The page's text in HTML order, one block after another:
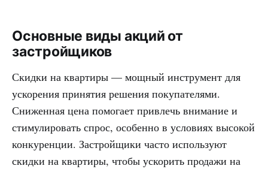
Основные виды акций от
застройщиков
Скидки на квартиры — мощный инструмент для
ускорения принятия решения покупателями.
Сниженная цена помогает привлечь внимание и
стимулировать спрос, особенно в условиях высокой
конкуренции. Застройщики часто используют
скидки на квартиры, чтобы ускорить продажи на